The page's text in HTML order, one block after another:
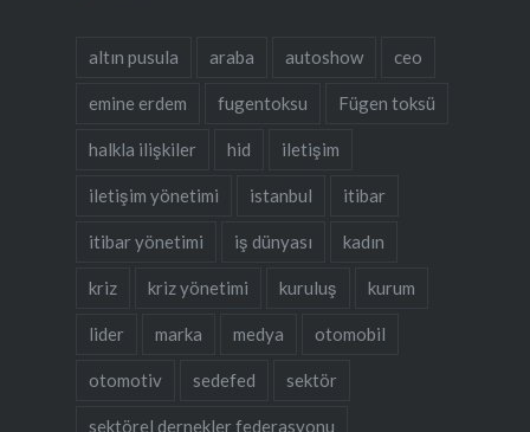
altın pusula araba autoshow ceo
emine erdem fugentoksu Fügen toksü
halkla ilişkiler hid iletişim
iletişim yönetimi istanbul itibar
itibar yönetimi iş dünyası kadın
kriz kriz yönetimi kuruluş kurum
lider marka medya otomobil
otomotiv sedefed sektör
sektörel dernekler federasyonu